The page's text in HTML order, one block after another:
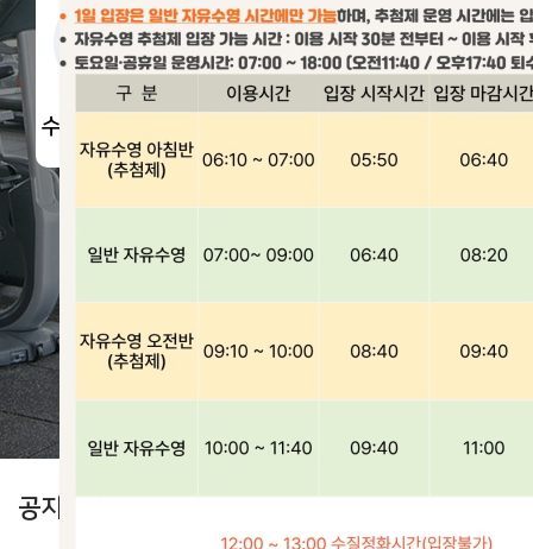
열린광장
수영/아쿠아로
빅
체력단련(헬스)
공지사항